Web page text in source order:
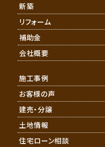
新築
リフォーム
補助金
会社概要
施工事例
お客様の声
建売・分譲
土地情報
住宅ローン相談